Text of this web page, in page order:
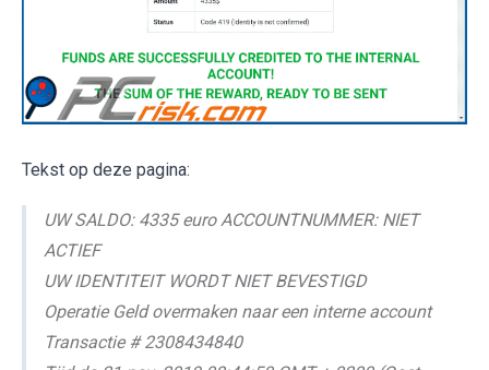
Tekst op deze pagina:
UW SALDO: 4335 euro ACCOUNTNUMMER: NIET
ACTIEF
UW IDENTITEIT WORDT NIET BEVESTIGD
Operatie Geld overmaken naar een interne account
Transactie # 2308434840